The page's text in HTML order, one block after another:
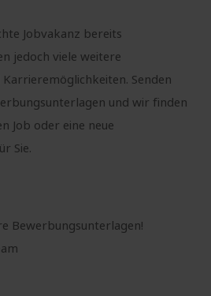
Jobvakanz bereits
jedoch viele weitere
Senden
und wir finden
Job oder eine neue
Sie.
Bewerbungsunterlagen!